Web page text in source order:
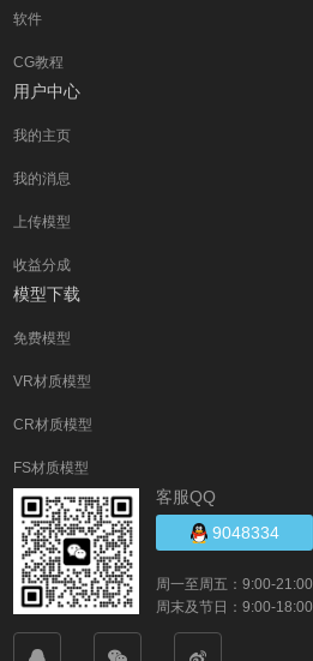
软件
CG教程
用户中心
我的主页
我的消息
上传模型
收益分成
模型下载
免费模型
VR材质模型
CR材质模型
FS材质模型
客服QQ
9048334
周一至周五：9:00-21:00
周末及节日：9:00-18:00